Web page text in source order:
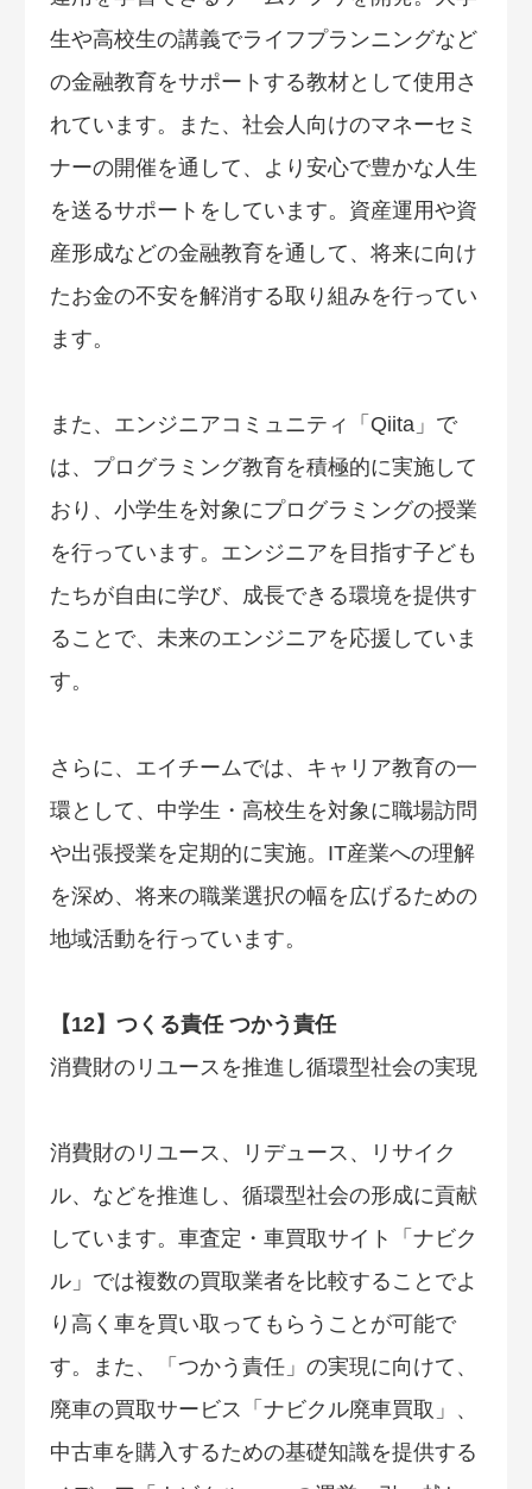
生や高校生の講義でライフプランニングなど
の金融教育をサポートする教材として使用さ
れています。また、社会人向けのマネーセミ
ナーの開催を通して、より安心で豊かな人生
を送るサポートをしています。資産運用や資
産形成などの金融教育を通して、将来に向け
たお金の不安を解消する取り組みを行ってい
ます。
また、エンジニアコミュニティ「Qiita」で
は、プログラミング教育を積極的に実施して
おり、小学生を対象にプログラミングの授業
を行っています。エンジニアを目指す子ども
たちが自由に学び、成長できる環境を提供す
ることで、未来のエンジニアを応援していま
す。
さらに、エイチームでは、キャリア教育の一
環として、中学生・高校生を対象に職場訪問
や出張授業を定期的に実施。IT産業への理解
を深め、将来の職業選択の幅を広げるための
地域活動を行っています。
【12】つくる責任 つかう責任
消費財のリユースを推進し循環型社会の実現
消費財のリユース、リデュース、リサイク
ル、などを推進し、循環型社会の形成に貢献
しています。車査定・車買取サイト「ナビク
ル」では複数の買取業者を比較することでよ
り高く車を買い取ってもらうことが可能で
す。また、「つかう責任」の実現に向けて、
廃車の買取サービス「ナビクル廃車買取」、
中古車を購入するための基礎知識を提供する